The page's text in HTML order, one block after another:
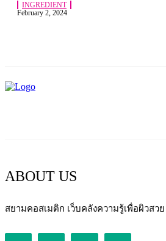
INGREDIENT
February 2, 2024
ABOUT US
สยามคอสเมติก เว็บคลังความรู้เพื่อผิวสว